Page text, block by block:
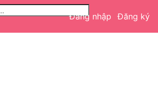
Đăng nhập Đăng ký